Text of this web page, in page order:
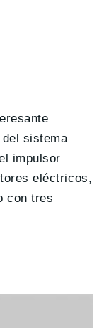
del sistema
impulsor
eléctricos,
con tres